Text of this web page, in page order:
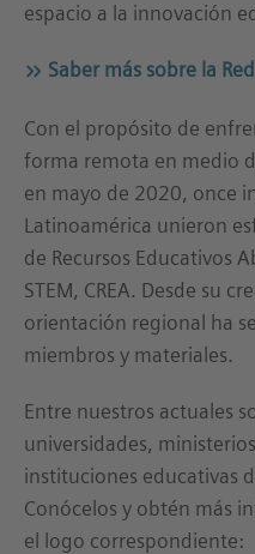
espacio a la innovación
Saber más sobre la
Con el propósito de
forma remota en medio
en mayo de 2020, once
Latinoamérica unieron
de Recursos Educativos
STEM, CREA. Desde su
orientación regional ha
miembros y materiales.
Entre nuestros actuales
universidades,
instituciones educativas
Conócelos y obtén más
el logo correspondiente: